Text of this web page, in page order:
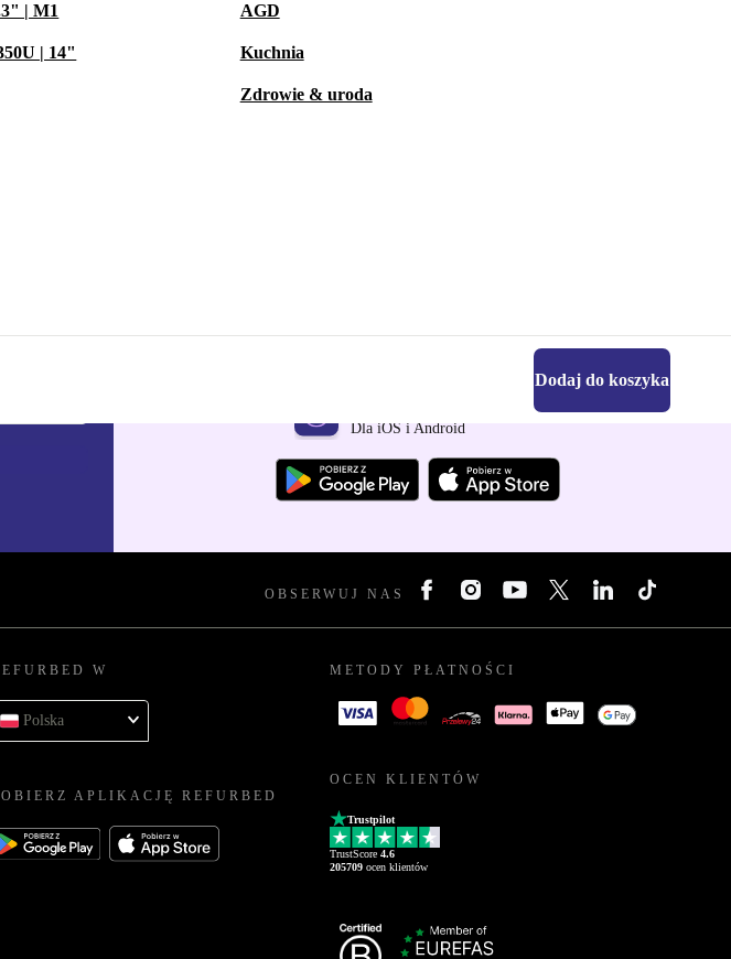
| M1
| 14"
AGD
Kuchnia
Zdrowie & uroda
Dodaj do koszyka
Pobierz aplikację refurbed
Dla iOS i Android
OBSERWUJ NAS
W
Polska
APLIKACJĘ REFURBED
METODY PŁATNOŚCI
OCEN KLIENTÓW
Trustpilot
TrustScore 4.6
205709 ocen klientów